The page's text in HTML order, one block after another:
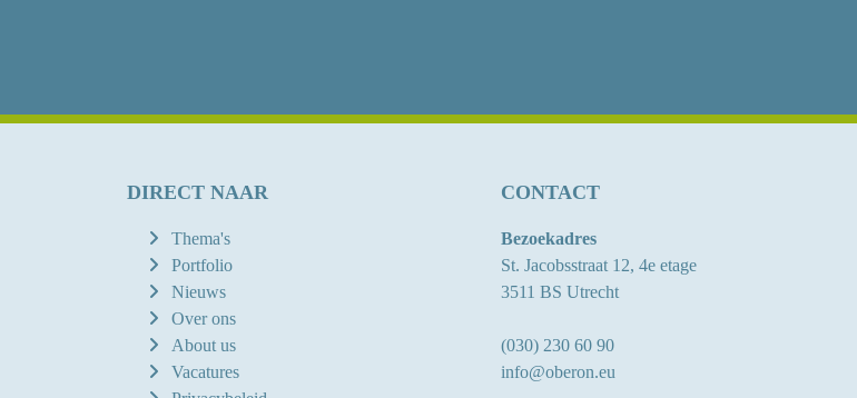
DIRECT NAAR
Thema's
Portfolio
Nieuws
Over ons
About us
Vacatures
CONTACT
Bezoekadres
St. Jacobsstraat 12, 4e etage
3511 BS Utrecht
(030) 230 60 90
info@oberon.eu